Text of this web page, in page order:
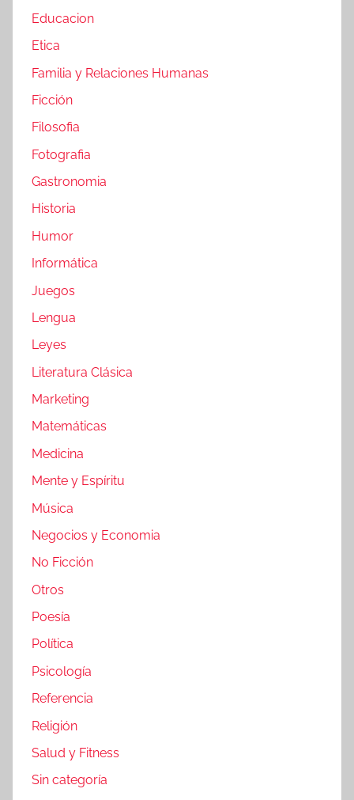
Educacion
Etica
Familia y Relaciones Humanas
Ficción
Filosofia
Fotografia
Gastronomia
Historia
Humor
Informática
Juegos
Lengua
Leyes
Literatura Clásica
Marketing
Matemáticas
Medicina
Mente y Espíritu
Música
Negocios y Economia
No Ficción
Otros
Poesía
Política
Psicología
Referencia
Religión
Salud y Fitness
Sin categoría